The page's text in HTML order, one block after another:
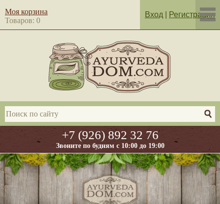
+7 (926) 892 32 76
Звоните по будням с 10:00 до 19:00
Моя корзина
Товаров: 0
Вход Регистрация